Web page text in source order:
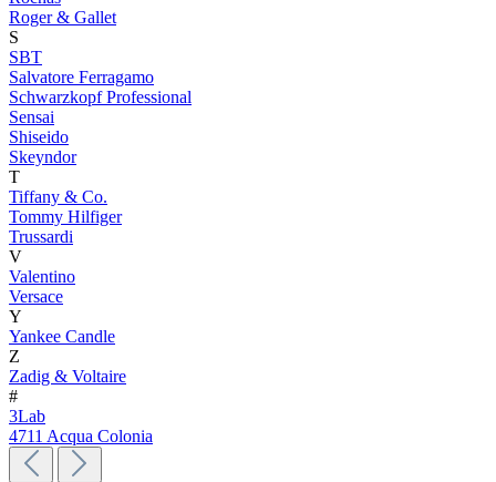
Roger & Gallet
S
SBT
Salvatore Ferragamo
Schwarzkopf Professional
Sensai
Shiseido
Skeyndor
T
Tiffany & Co.
Tommy Hilfiger
Trussardi
V
Valentino
Versace
Y
Yankee Candle
Z
Zadig & Voltaire
#
3Lab
4711 Acqua Colonia